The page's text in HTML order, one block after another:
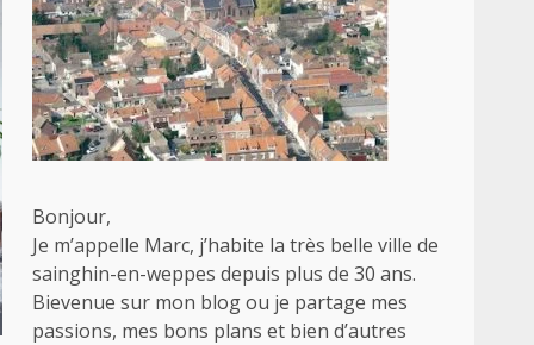
Bonjour,
Je m’appelle Marc, j’habite la très belle ville de
sainghin-en-weppes depuis plus de 30 ans.
Bievenue sur mon blog ou je partage mes
passions, mes bons plans et bien d’autres